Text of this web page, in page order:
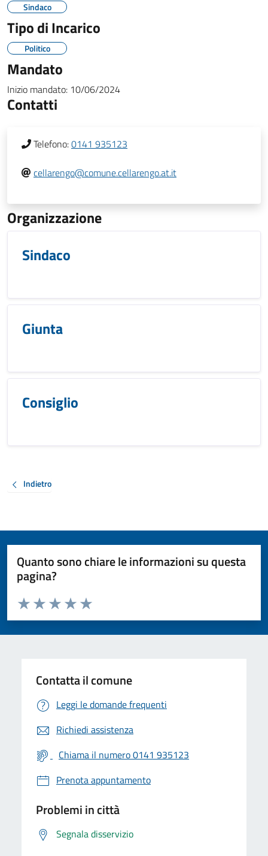
Sindaco
Tipo di Incarico
Politico
Mandato
Inizio mandato: 10/06/2024
Contatti
Telefono:0141 935123
cellarengo@comune.cellarengo.at.it
Organizzazione
Sindaco
Giunta
Consiglio
Indietro
Quanto sono chiare le informazioni su questa
pagina?
Valuta da 1 a 5 stelle la pagina
Valuta 5 stelle su 5
Valuta 4 stelle su 5
Valuta 3 stelle su 5
Valuta 2 stelle su 5
Valuta 1 stelle su 5
Contatta il comune
Leggi le domande frequenti
Richiedi assistenza
Chiama il numero 0141 935123
Prenota appuntamento
Problemi in città
Segnala disservizio